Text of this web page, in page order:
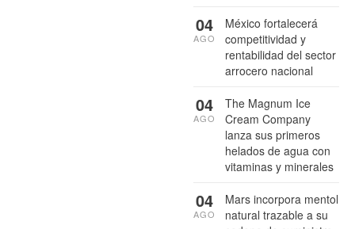
México fortalecerá
competitividad y
rentabilidad del sector
arrocero nacional
04
AGO
The Magnum Ice
Cream Company
lanza sus primeros
helados de agua con
vitaminas y minerales
04
AGO
Mars incorpora mentol
natural trazable a su
04
AGO